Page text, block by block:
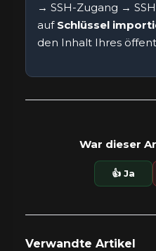
→ SSH-Zugang →
auf Schlüssel
den Inhalt Ihres
War dieser
👍 Ja
Verwandte Artikel